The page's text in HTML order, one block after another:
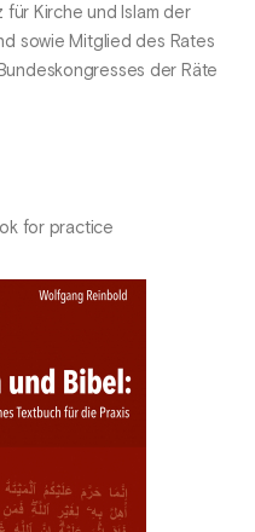
Kirche und Islam der
sowie Mitglied des Rates
der Räte
for practice